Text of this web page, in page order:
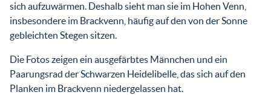
sich aufzuwärmen. Deshalb sieht man sie im Hohen Venn,
insbesondere im Brackvenn, häufig auf den von der Sonne
gebleichten Stegen sitzen.
Die Fotos zeigen ein ausgefärbtes Männchen und ein
Paarungsrad der Schwarzen Heidelibelle, das sich auf den
Planken im Brackvenn niedergelassen hat.